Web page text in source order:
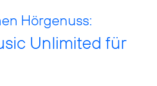
Hörgenuss:
Unlimited für